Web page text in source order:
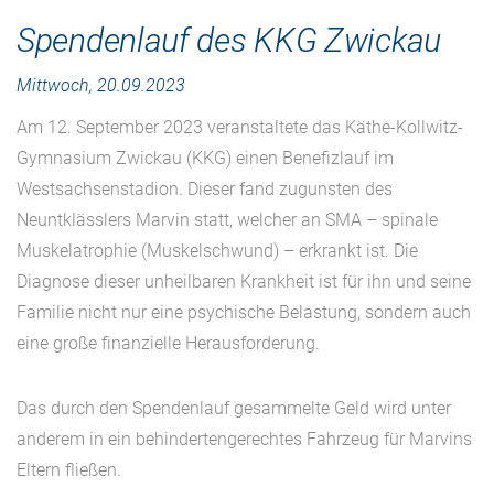
Spendenlauf des KKG Zwickau
Mittwoch, 20.09.2023
Am 12. September 2023 veranstaltete das Käthe-Kollwitz-
Gymnasium Zwickau (KKG) einen Benefizlauf im
Westsachsenstadion. Dieser fand zugunsten des
Neuntklässlers Marvin statt, welcher an SMA – spinale
Muskelatrophie (Muskelschwund) – erkrankt ist. Die
Diagnose dieser unheilbaren Krankheit ist für ihn und seine
Familie nicht nur eine psychische Belastung, sondern auch
eine große finanzielle Herausforderung.
Das durch den Spendenlauf gesammelte Geld wird unter
anderem in ein behindertengerechtes Fahrzeug für Marvins
Eltern fließen.